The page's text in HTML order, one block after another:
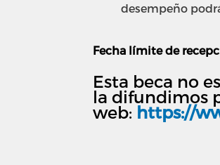
desempeño
Fecha límite de
Esta beca no
la difundimos
web: https://